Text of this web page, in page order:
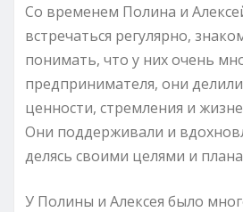
Со временем Полина и
встречаться регулярно,
понимать, что у них очень
предпринимателя, они
ценности, стремления и
Они поддерживали и
делясь своими целями и
У Полины и Алексея было